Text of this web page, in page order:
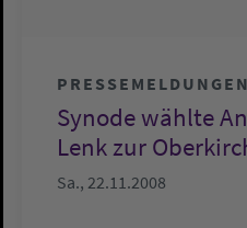
PRESSEMELDUNGEN
Synode wählte
Lenk zur
Sa., 22.11.2008